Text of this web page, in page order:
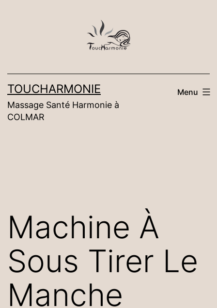
TOUCHARMONIE
Massage Santé Harmonie à
COLMAR
Menu
Machine À
Sous Tirer Le
Manche